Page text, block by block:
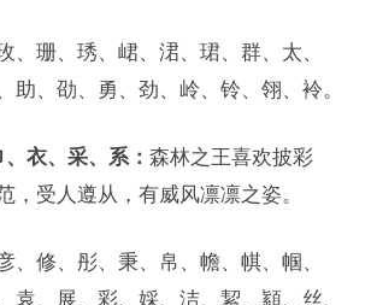
、珊、琇、峮、涒、珺、群、太、
助、劭、勇、劲、岭、铃、翎、袊。
衣、采、系： 森林之王喜欢披彩
，受人遵从，有威风凛凛之姿。
、修、彤、秉、帛、幨、帺、帼、
袁、展、彩、婇、洁、絜、顈、丝、